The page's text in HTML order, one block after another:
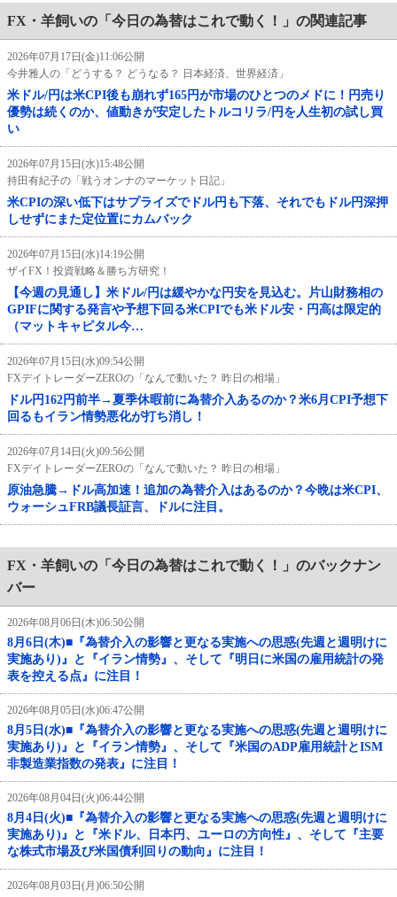
FX・羊飼いの「今日の為替はこれで動く！」の関連記事
2026年07月17日(金)11:06公開
今井雅人の「どうする？ どうなる？ 日本経済、世界経済」
米ドル/円は米CPI後も崩れず165円が市場のひとつのメドに！円売り
優勢は続くのか、値動きが安定したトルコリラ/円を人生初の試し買
い
2026年07月15日(水)15:48公開
持田有紀子の「戦うオンナのマーケット日記」
米CPIの深い低下はサプライズでドル円も下落、それでもドル円深押
しせずにまた定位置にカムバック
2026年07月15日(水)14:19公開
ザイFX！投資戦略＆勝ち方研究！
【今週の見通し】米ドル/円は緩やかな円安を見込む。片山財務相の
GPIFに関する発言や予想下回る米CPIでも米ドル安・円高は限定的
（マットキャピタル今…
2026年07月15日(水)09:54公開
FXデイトレーダーZEROの「なんで動いた？ 昨日の相場」
ドル円162円前半→夏季休暇前に為替介入あるのか？米6月CPI予想下
回るもイラン情勢悪化が打ち消し！
2026年07月14日(火)09:56公開
FXデイトレーダーZEROの「なんで動いた？ 昨日の相場」
原油急騰→ドル高加速！追加の為替介入はあるのか？今晩は米CPI、
ウォーシュFRB議長証言、ドルに注目。
FX・羊飼いの「今日の為替はこれで動く！」のバックナン
バー
2026年08月06日(木)06:50公開
8月6日(木)■『為替介入の影響と更なる実施への思惑(先週と週明けに
実施あり)』と『イラン情勢』、そして『明日に米国の雇用統計の発
表を控える点』に注目！
2026年08月05日(水)06:47公開
8月5日(水)■『為替介入の影響と更なる実施への思惑(先週と週明けに
実施あり)』と『イラン情勢』、そして『米国のADP雇用統計とISM
非製造業指数の発表』に注目！
2026年08月04日(火)06:44公開
8月4日(火)■『為替介入の影響と更なる実施への思惑(先週と週明けに
実施あり)』と『米ドル、日本円、ユーロの方向性』、そして『主要
な株式市場及び米国債利回りの動向』に注目！
2026年08月03日(月)06:50公開